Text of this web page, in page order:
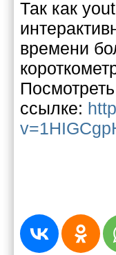
Так как
времени
ссылке: